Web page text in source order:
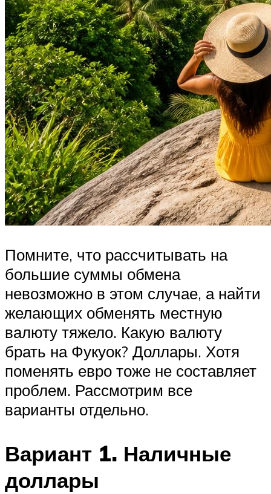
Помните, что рассчитывать на
большие суммы обмена
невозможно в этом случае, а найти
желающих обменять местную
валюту тяжело. Какую валюту
брать на Фукуок? Доллары. Хотя
поменять евро тоже не составляет
проблем. Рассмотрим все
варианты отдельно.
Вариант 1. Наличные
доллары